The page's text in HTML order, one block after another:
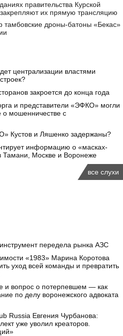
правительства Курской
их прямую трансляцию
тамбовские дроны-батоны «Бекас»
централизации властями
закроется до конца года
и представители «ЭФКО» могли
мошенничестве с
Кустов и Ляшенко задержаны?
информацию о «масках-
Тамани, Москве и Воронеже
все слухи
передела рынка АЗС
«1983» Марина Коротова
уход всей команды и превратить
и вопрос о потерпевшем — как
по делу воронежского адвоката
Russia Евгения Чурбанова:
уже уволил креаторов.